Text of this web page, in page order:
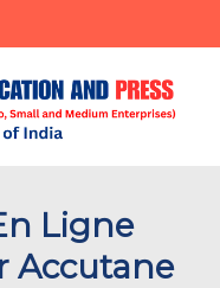
Ligne
Accutane